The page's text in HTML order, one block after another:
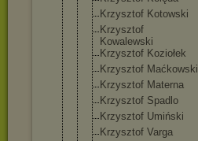
Krzysztof Kotowski
Krzysztof
Kowalewski
Krzysztof Koziołek
Krzysztof Maćkowski
Krzysztof Materna
Krzysztof Spadlo
Krzysztof Umiński
Krzysztof Varga